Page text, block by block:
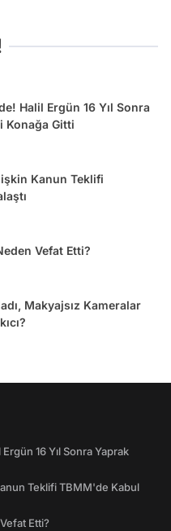
Halil Ergün 16 Yıl Sonra
Konağa Gitti
Kanun Teklifi
Vefat Etti?
Makyajsız Kameralar
16 Yıl Sonra Yaprak
Teklifi TBMM'de Kabul
Etti?